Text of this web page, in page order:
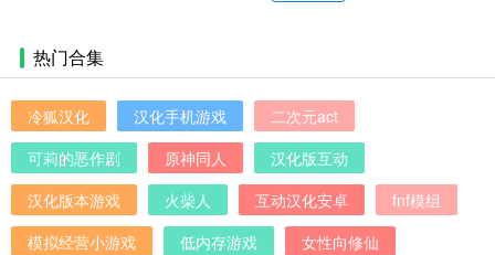
热门合集
冷狐汉化 汉化手机游戏
二次元act
可莉的恶作剧
原神同人
汉化版互动
汉化版本游戏
火柴人 互动汉化安卓
fnf模组
模拟经营小游戏
低内存游戏
女性向修仙